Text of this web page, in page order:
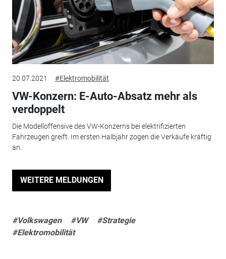
20.07.2021 #Elektromobilität
VW-Konzern: E-Auto-Absatz mehr als
verdoppelt
Die Modelloffensive des VW-Konzerns bei elektrifizierten
Fahrzeugen greift. Im ersten Halbjahr zogen die Verkäufe kräftig
an.
WEITERE MELDUNGEN
#Volkswagen #VW
#Strategie
#Elektromobilität